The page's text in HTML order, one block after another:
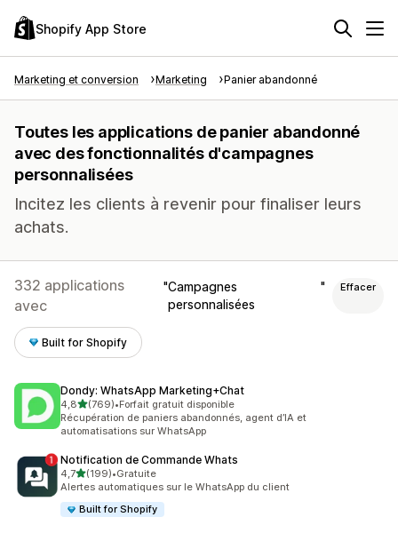
Shopify App Store
Marketing et conversion Marketing Panier abandonné
Toutes les applications de panier abandonné
avec des fonctionnalités d'campagnes
personnalisées
Incitez les clients à revenir pour finaliser leurs
achats.
332 applications
avec
Campagnes
personnalisées
Effacer
Built for Shopify
Dondy: WhatsApp Marketing+Chat
4,8étoile(s) sur 5
(769)
769 avis au total
•Forfait gratuit disponible
Récupération de paniers abandonnés, agent d’IA et
automatisations sur WhatsApp
Notification de Commande Whats
4,7étoile(s) sur 5
(199)
199 avis au total
•Gratuite
Alertes automatiques sur le WhatsApp du client
Built for Shopify